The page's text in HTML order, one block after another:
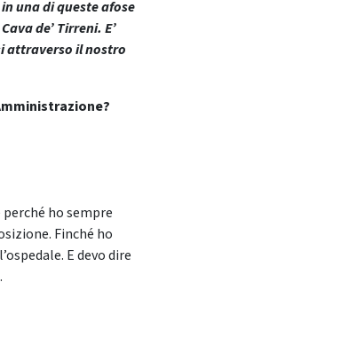
una di queste afose
de’ Tirreni. E’
attraverso il nostro
ho sempre
Finché ho
E devo dire